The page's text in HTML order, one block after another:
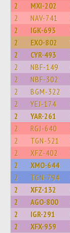
2 MXI-202
2 NAV-741
2 IGK-693
2 EXO-802
2 CYR-493
2 NBF-149
2 NBF-302
2 BGM-322
2 YEJ-174
2 YAR-261
2 RGJ-640
2 TGN-521
2 XFZ-402
2 XMO-644
2 TGN-794
2 XFZ-132
2 AGO-800
2 IGR-291
2 XFX-959